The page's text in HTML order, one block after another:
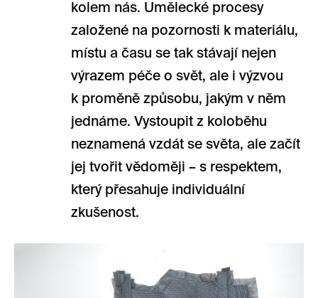
kolem nás. Umělecké procesy
založené na pozornosti k materiálu,
místu a času se tak stávají nejen
výrazem péče o svět, ale i výzvou
k proměně způsobu, jakým v něm
jednáme. Vystoupit z koloběhu
neznamená vzdát se světa, ale začít
jej tvořit vědoměji – s respektem,
který přesahuje individuální
zkušenost.